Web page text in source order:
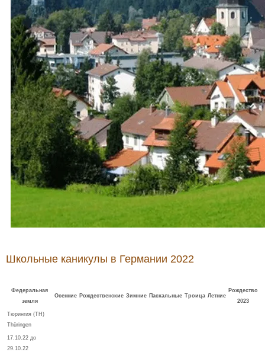
Школьные каникулы в Германии 2022
Федеральная
земля
Осенние Рождественские Зимние Пасхальные Троица Летние
Рождество
2023
Тюрингия (TH)
Thüringen
17.10.22 до
29.10.22